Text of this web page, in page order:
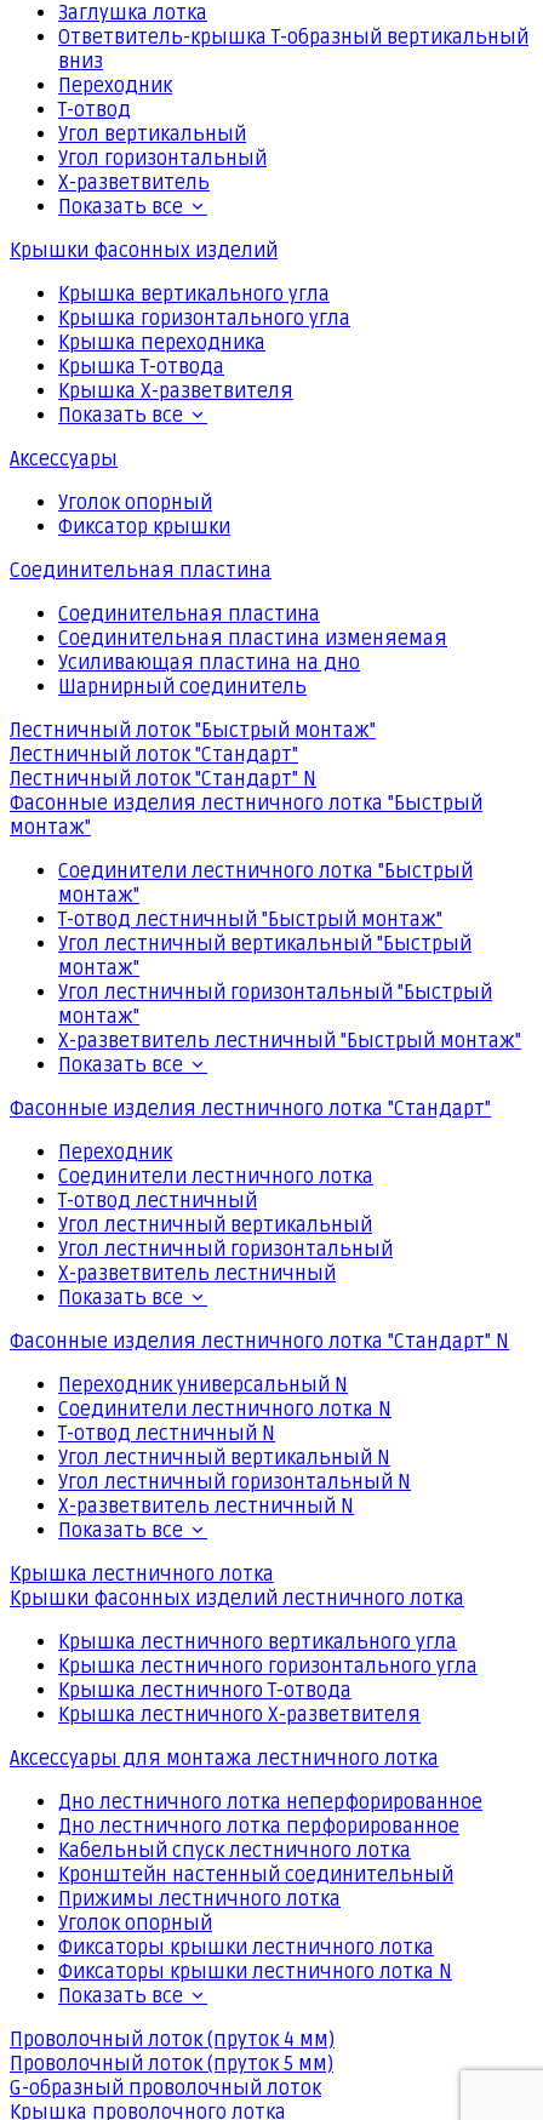
Заглушка лотка
Ответвитель-крышка Т-образный вертикальный
вниз
Переходник
Т-отвод
Угол вертикальный
Угол горизонтальный
Х-разветвитель
Показать все
Крышки фасонных изделий
Крышка вертикального угла
Крышка горизонтального угла
Крышка переходника
Крышка Т-отвода
Крышка Х-разветвителя
Показать все
Аксессуары
Уголок опорный
Фиксатор крышки
Соединительная пластина
Соединительная пластина
Соединительная пластина изменяемая
Усиливающая пластина на дно
Шарнирный соединитель
Лестничный лоток "Быстрый монтаж"
Лестничный лоток "Стандарт"
Лестничный лоток "Стандарт" N
Фасонные изделия лестничного лотка "Быстрый
монтаж"
Соединители лестничного лотка "Быстрый
монтаж"
Т-отвод лестничный "Быстрый монтаж"
Угол лестничный вертикальный "Быстрый
монтаж"
Угол лестничный горизонтальный "Быстрый
монтаж"
Х-разветвитель лестничный "Быстрый монтаж"
Показать все
Фасонные изделия лестничного лотка "Стандарт"
Переходник
Соединители лестничного лотка
Т-отвод лестничный
Угол лестничный вертикальный
Угол лестничный горизонтальный
Х-разветвитель лестничный
Показать все
Фасонные изделия лестничного лотка "Стандарт" N
Переходник универсальный N
Соединители лестничного лотка N
Т-отвод лестничный N
Угол лестничный вертикальный N
Угол лестничный горизонтальный N
Х-разветвитель лестничный N
Показать все
Крышка лестничного лотка
Крышки фасонных изделий лестничного лотка
Крышка лестничного вертикального угла
Крышка лестничного горизонтального угла
Крышка лестничного Т-отвода
Крышка лестничного Х-разветвителя
Аксессуары для монтажа лестничного лотка
Дно лестничного лотка неперфорированное
Дно лестничного лотка перфорированное
Кабельный спуск лестничного лотка
Кронштейн настенный соединительный
Прижимы лестничного лотка
Уголок опорный
Фиксаторы крышки лестничного лотка
Фиксаторы крышки лестничного лотка N
Показать все
Проволочный лоток (пруток 4 мм)
Проволочный лоток (пруток 5 мм)
G-образный проволочный лоток
Крышка проволочного лотка